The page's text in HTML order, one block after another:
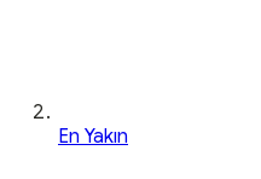
En Yakın